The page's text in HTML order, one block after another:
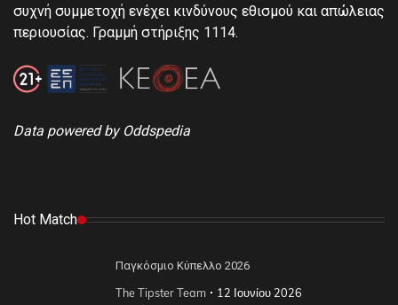
συχνή συμμετοχή ενέχει κινδύνους εθισμού και απώλειας
περιουσίας. Γραμμή στήριξης 1114.
Data powered by Oddspedia
Hot Match
Παγκόσμιο Κύπελλο 2026
The Tipster Team 12 Ιουνίου 2026